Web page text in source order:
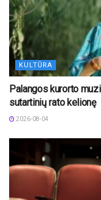
KULTŪRA
Palangos kurorto
sutartinių rato kelionę
2026-08-04